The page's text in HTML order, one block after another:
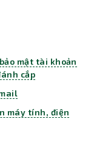
mật tài khoản
cắp
máy tính, điện